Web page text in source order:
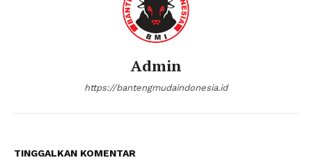
Admin
https://bantengmudaindonesia.id
TINGGALKAN KOMENTAR